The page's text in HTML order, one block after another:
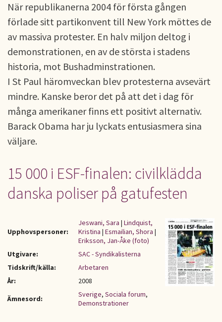
När republikanerna 2004 för första gången
förlade sitt partikonvent till New York möttes de
av massiva protester. En halv miljon deltog i
demonstrationen, en av de största i stadens
historia, mot Bushadminstrationen.
I St Paul häromveckan blev protesterna avsevärt
mindre. Kanske beror det på att det i dag för
många amerikaner finns ett positivt alternativ.
Barack Obama har ju lyckats entusiasmera sina
väljare.
15 000 i ESF-finalen: civilklädda
danska poliser på gatufesten
Upphovspersoner:
Jeswani, Sara | Lindquist,
Kristina | Esmailian, Shora |
Eriksson, Jan-Åke (foto)
Utgivare:
SAC - Syndikalisterna
Tidskrift/källa:
Arbetaren
År:
2008
Ämnesord:
Sverige, Sociala forum,
Demonstrationer